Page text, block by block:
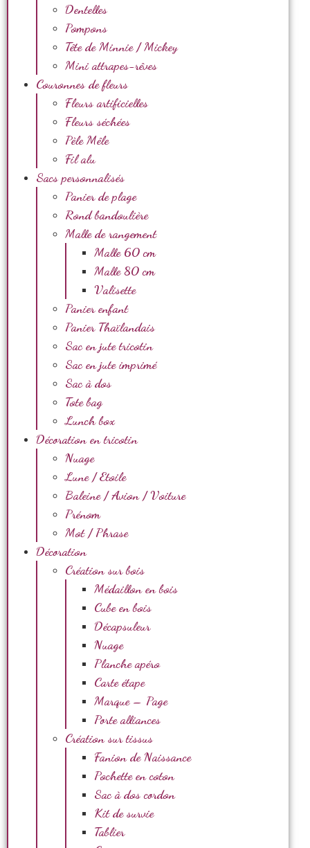
Dentelles
Pompons
Tête de Minnie / Mickey
Mini attrapes-rêves
Couronnes de fleurs
Fleurs artificielles
Fleurs séchées
Pèle Mêle
Fil alu
Sacs personnalisés
Panier de plage
Rond bandoulière
Malle de rangement
Malle 60 cm
Malle 80 cm
Valisette
Panier enfant
Panier Thaïlandais
Sac en jute tricotin
Sac en jute imprimé
Sac à dos
Tote bag
Lunch box
Décoration en tricotin
Nuage
Lune / Etoile
Baleine / Avion / Voiture
Prénom
Mot / Phrase
Décoration
Création sur bois
Médaillon en bois
Cube en bois
Décapsuleur
Nuage
Planche apéro
Carte étape
Marque – Page
Porte alliances
Création sur tissus
Fanion de Naissance
Pochette en coton
Sac à dos cordon
Kit de survie
Tablier